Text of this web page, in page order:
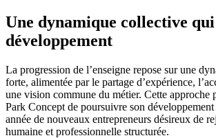
Une dynamique collective
développement
La progression de l’enseigne repose sur une
forte, alimentée par le partage d’expérience,
une vision commune du métier. Cette approche
Park Concept de poursuivre son développement
année de nouveaux entrepreneurs désireux de
humaine et professionnelle structurée.